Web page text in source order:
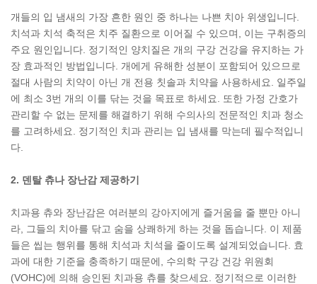
개들의 입 냄새의 가장 흔한 원인 중 하나는 나쁜 치아 위생입니다.
치석과 치석 축적은 치주 질환으로 이어질 수 있으며, 이는 구취증의
주요 원인입니다. 정기적인 양치질은 개의 구강 건강을 유지하는 가
장 효과적인 방법입니다. 개에게 유해한 성분이 포함되어 있으므로
절대 사람의 치약이 아닌 개 전용 칫솔과 치약을 사용하세요. 일주일
에 최소 3번 개의 이를 닦는 것을 목표로 하세요. 또한 가정 간호가
관리할 수 없는 문제를 해결하기 위해 수의사의 전문적인 치과 청소
를 고려하세요. 정기적인 치과 관리는 입 냄새를 막는데 필수적입니
다.
2. 덴탈 츄나 장난감 제공하기
치과용 츄와 장난감은 여러분의 강아지에게 즐거움을 줄 뿐만 아니
라, 그들의 치아를 닦고 숨을 상쾌하게 하는 것을 돕습니다. 이 제품
들은 씹는 행위를 통해 치석과 치석을 줄이도록 설계되었습니다. 효
과에 대한 기준을 충족하기 때문에, 수의학 구강 건강 위원회
(VOHC)에 의해 승인된 치과용 츄를 찾으세요. 정기적으로 이러한